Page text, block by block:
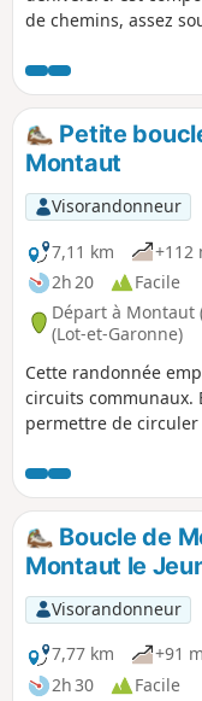
de chemins, assez
route très peu
humide, il est
chaussures. Précision
d'Issigeac est très
colle bien lorsque les
prêtent !
Petite
Montaut
Visorandonneur
7,11 km
+112
2h 20
Facile
Départ à Montaut
(Lot-et-Garonne)
Cette randonnée
circuits communaux.
permettre de
Boucle de
Montaut le
Visorandonneur
7,77 km
+91 m
2h 30
Facile